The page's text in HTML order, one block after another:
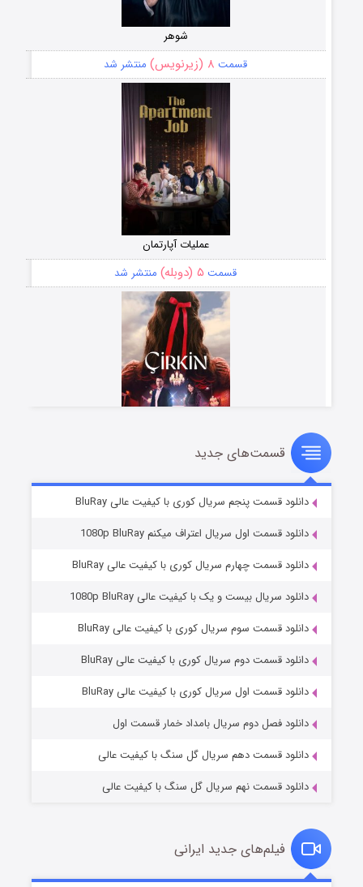
شوهر
قسمت ۸ (زیرنویس) منتشر شد
عملیات آپارتمان
قسمت ۵ (دوبله) منتشر شد
سریال زشت
قسمت۲ (زیرنویس) منتشر شد
مردگان متحرک: شهر مرده ۳
قسمت۲ (زیرنویس) منتشر شد
قسمت‌های جدید
دانلود قسمت پنجم سریال کوری با کیفیت عالی BluRay
دانلود قسمت اول سریال اعتراف میکنم 1080p BluRay
دانلود قسمت چهارم سریال کوری با کیفیت عالی BluRay
دانلود سریال بیست و یک با کیفیت عالی 1080p BluRay
دانلود قسمت سوم سریال کوری با کیفیت عالی BluRay
دانلود قسمت دوم سریال کوری با کیفیت عالی BluRay
دانلود قسمت اول سریال کوری با کیفیت عالی BluRay
دانلود فصل دوم سریال بامداد خمار قسمت اول
دانلود قسمت دهم سریال گل سنگ با کیفیت عالی
دانلود قسمت نهم سریال گل سنگ با کیفیت عالی
فیلم‌های جدید ایرانی